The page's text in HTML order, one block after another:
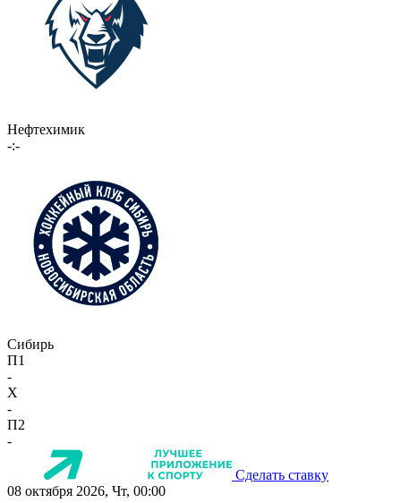
Нефтехимик
-:-
Сибирь
П1
-
X
-
П2
-
Сделать ставку
08 октября 2026, Чт, 00:00